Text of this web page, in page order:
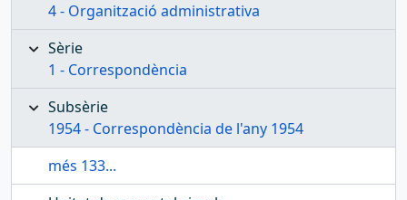
4 - Organització administrativa
Sèrie
1 - Correspondència
Subsèrie
1954 - Correspondència de l'any 1954
més 133...